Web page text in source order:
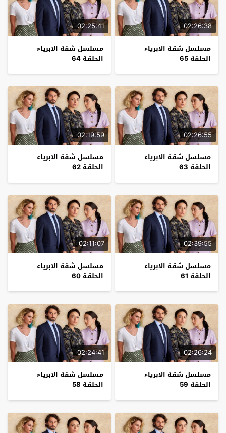
02:26:38
مسلسل شقة الابرياء
الحلقة 65
02:25:41
مسلسل شقة الابرياء
الحلقة 64
02:26:55
مسلسل شقة الابرياء
الحلقة 63
02:19:59
مسلسل شقة الابرياء
الحلقة 62
02:39:55
مسلسل شقة الابرياء
الحلقة 61
02:11:07
مسلسل شقة الابرياء
الحلقة 60
02:26:24
مسلسل شقة الابرياء
الحلقة 59
02:24:41
مسلسل شقة الابرياء
الحلقة 58